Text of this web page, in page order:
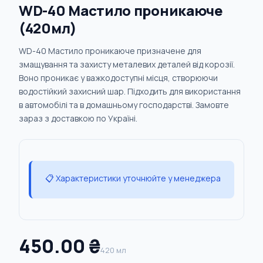
WD-40 Мастило проникаюче
(420мл)
WD-40 Мастило проникаюче призначене для
змащування та захисту металевих деталей від корозії.
Воно проникає у важкодоступні місця, створюючи
водостійкий захисний шар. Підходить для використання
в автомобілі та в домашньому господарстві. Замовте
зараз з доставкою по Україні.
📋 Характеристики уточнюйте у менеджера
450.00 ₴420 мл